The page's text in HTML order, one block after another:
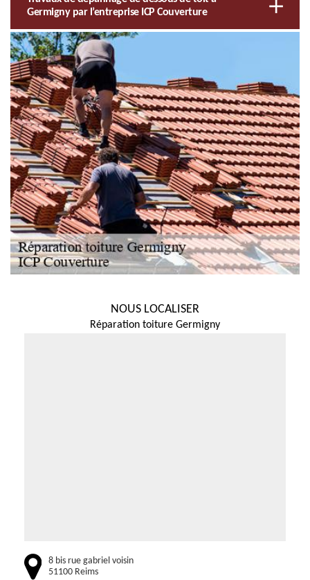
Germigny par l’entreprise ICP Couverture
NOUS LOCALISER
Réparation toiture Germigny
8 bis rue gabriel voisin
51100 Reims